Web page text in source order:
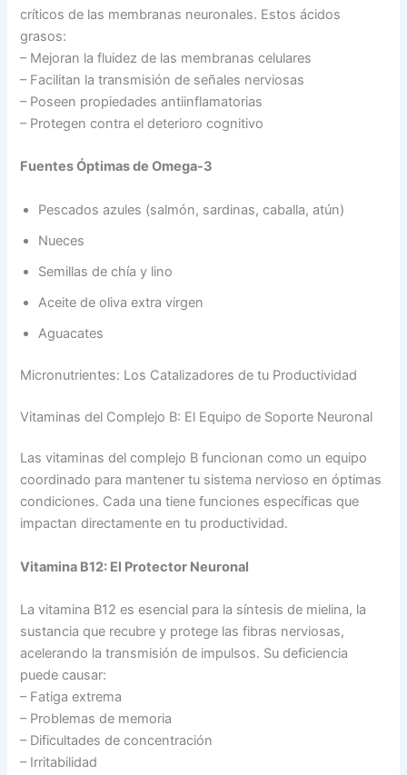
críticos de las membranas neuronales. Estos ácidos
grasos:
– Mejoran la fluidez de las membranas celulares
– Facilitan la transmisión de señales nerviosas
– Poseen propiedades antiinflamatorias
– Protegen contra el deterioro cognitivo
Fuentes Óptimas de Omega-3
Pescados azules (salmón, sardinas, caballa, atún)
Nueces
Semillas de chía y lino
Aceite de oliva extra virgen
Aguacates
Micronutrientes: Los Catalizadores de tu Productividad
Vitaminas del Complejo B: El Equipo de Soporte Neuronal
Las vitaminas del complejo B funcionan como un equipo
coordinado para mantener tu sistema nervioso en óptimas
condiciones. Cada una tiene funciones específicas que
impactan directamente en tu productividad.
Vitamina B12: El Protector Neuronal
La vitamina B12 es esencial para la síntesis de mielina, la
sustancia que recubre y protege las fibras nerviosas,
acelerando la transmisión de impulsos. Su deficiencia
puede causar:
– Fatiga extrema
– Problemas de memoria
– Dificultades de concentración
– Irritabilidad